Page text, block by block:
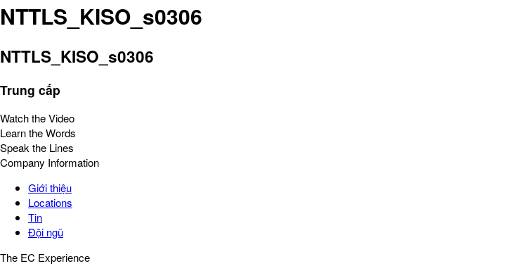
NTTLS_KISO_s0306
NTTLS_KISO_s0306
Trung cấp
Watch the Video
Learn the Words
Speak the Lines
Company Information
Giới thiệu
Locations
Tin
Đội ngũ
The EC Experience